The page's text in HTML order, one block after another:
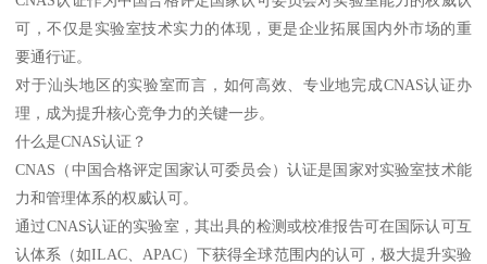
可，不仅是实验室技术实力的体现，更是企业拓展国内外市场的重
要通行证。
对于汕头地区的实验室而言，如何高效、专业地完成CNAS认证办
理，成为提升核心竞争力的关键一步。
什么是CNAS认证？
CNAS（中国合格评定国家认可委员会）认证是国家对实验室技术能
力和管理体系的权威认可。
通过CNAS认证的实验室，其出具的检测或校准报告可在国际认可互
认体系（如ILAC、APAC）下获得全球范围内的认可，极大提升实验